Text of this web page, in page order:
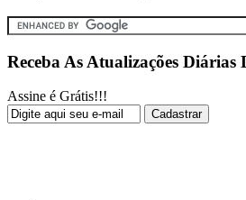
Receba As Atualizações
Assine é Grátis!!!